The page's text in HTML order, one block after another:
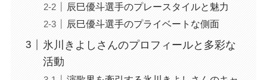
辰巳優斗選手のプレースタイルと魅力
辰巳優斗選手のプライベートな側面
氷川きよしさんのプロフィールと多彩な
活動